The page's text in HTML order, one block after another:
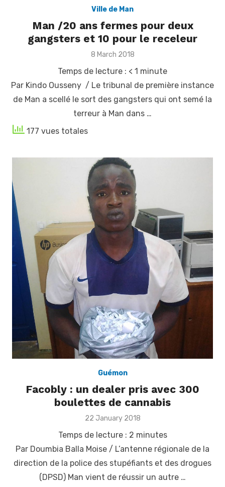
Ville de Man
Man /20 ans fermes pour deux
gangsters et 10 pour le receleur
Posted
8 March 2018
Temps de lecture : < 1 minute
Par Kindo Ousseny / Le tribunal de première instance
de Man a scellé le sort des gangsters qui ont semé la
terreur à Man dans …
177 vues totales
Guémon
Facobly : un dealer pris avec 300
boulettes de cannabis
Posted
22 January 2018
Temps de lecture : 2 minutes
Par Doumbia Balla Moise / L’antenne régionale de la
direction de la police des stupéfiants et des drogues
(DPSD) Man vient de réussir un autre …